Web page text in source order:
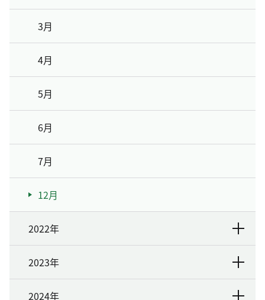
3月
4月
5月
6月
7月
12月
2022年
2023年
2024年